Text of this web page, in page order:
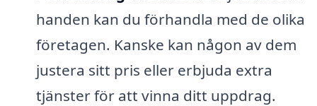
handen kan du förhandla med de olika
företagen. Kanske kan någon av dem
justera sitt pris eller erbjuda extra
tjänster för att vinna ditt uppdrag.